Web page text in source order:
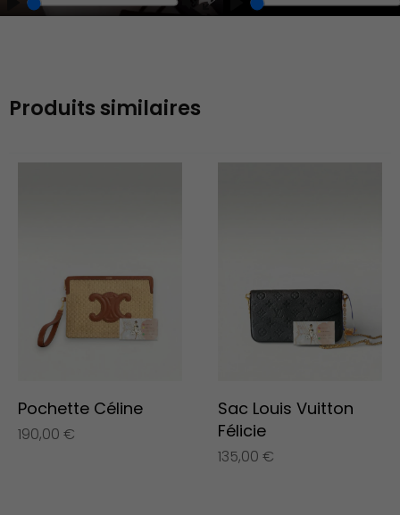
Play Unmute
Enter
Produits similaires
Pochette Céline
190,00 €
Sac Louis Vuitton
Félicie
135,00 €